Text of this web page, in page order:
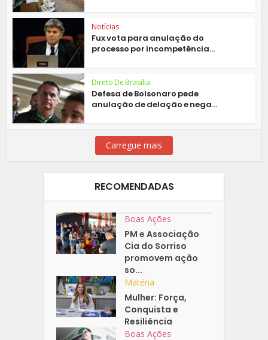
Notícias
Fux vota para anulação do
processo por incompetência...
Direto De Brasilia
Defesa de Bolsonaro pede
anulação de delação e nega...
Carregue mais
RECOMENDADAS
Boas Ações
PM e Associação
Cia do Sorriso
promovem ação
so...
Matéria
Mulher: Força,
Conquista e
Resiliência
Boas Ações